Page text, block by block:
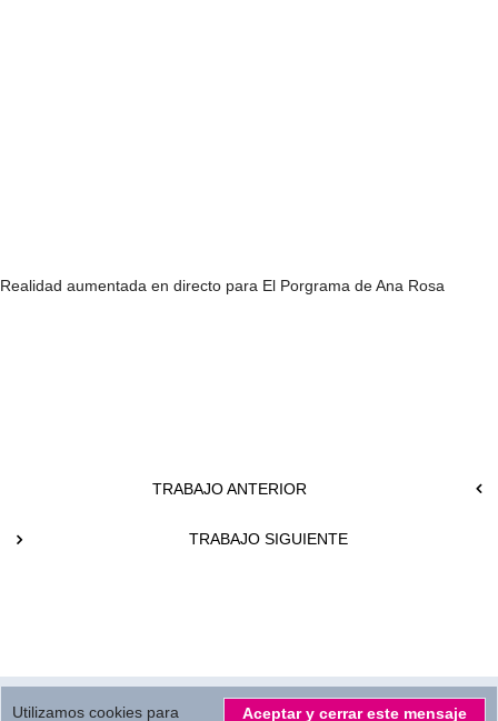
Realidad aumentada en directo para El Porgrama de Ana Rosa
TRABAJO ANTERIOR
TRABAJO SIGUIENTE
All Rights reserved byMBC Servicios Audiovisuales S.L.
Aceptar y cerrar este mensaje
Utilizamos cookies para